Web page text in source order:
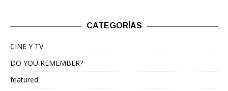
CATEGORÍAS
CINE Y TV
DO YOU REMEMBER?
featured